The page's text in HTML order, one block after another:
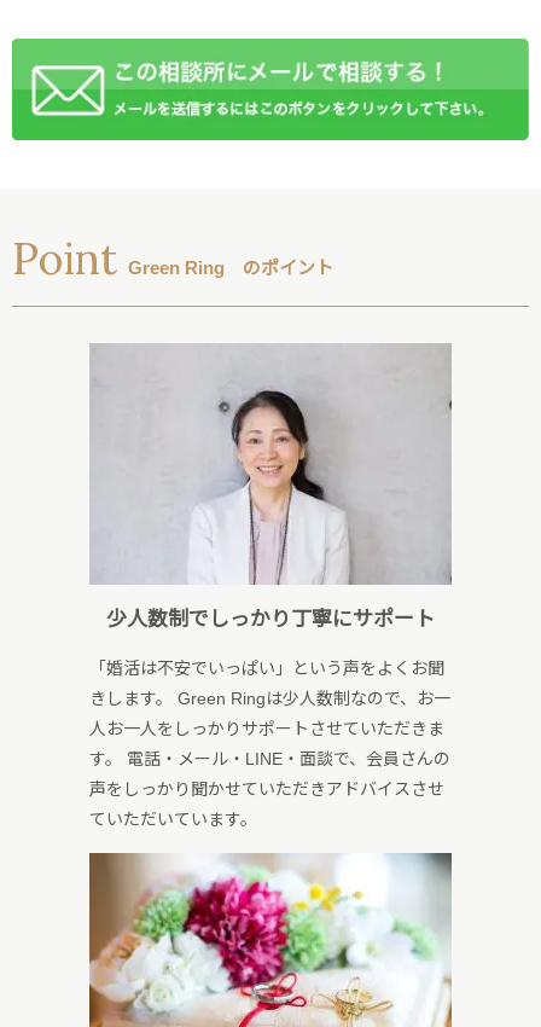
Point Green Ring のポイント
少人数制でしっかり丁寧にサポート
「婚活は不安でいっぱい」という声をよくお聞
きします。 Green Ringは少人数制なので、お一
人お一人をしっかりサポートさせていただきま
す。 電話・メール・LINE・面談で、会員さんの
声をしっかり聞かせていただきアドバイスさせ
ていただいています。